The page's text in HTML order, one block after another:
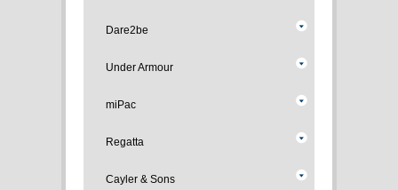
Dare2be
Under Armour
miPac
Regatta
Cayler & Sons